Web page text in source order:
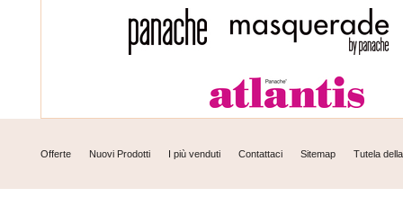
Offerte Nuovi Prodotti I più venduti Contattaci Sitemap Tutela